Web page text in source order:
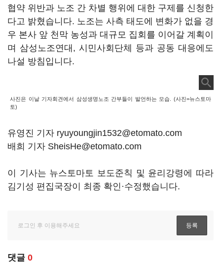
협약 위반과 노조 간 차별 행위에 대한 구제를 신청한
다고 밝혔습니다. 노조는 사측 태도에 변화가 없을 경
우 본사 앞 천막 농성과 대규모 집회를 이어갈 계획이
며 삼성노조연대, 시민사회단체 등과 공동 대응에도
나설 방침입니다.
사진은 이날 기자회견에서 삼성생명노조 간부들이 발언하는 모습. (사진=뉴스토마
토)
유영진 기자 ryuyoungjin1532@etomato.com
배희 기자 SheisHe@etomato.com
이 기사는 뉴스토마토 보도준칙 및 윤리강령에 따라
김기성 편집국장이 최종 확인·수정했습니다.
댓글 0